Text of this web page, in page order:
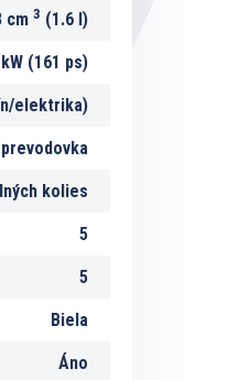
cm 3 (1.6 l)
(161 ps)
elektrika)
kolies
5
5
Biela
Áno